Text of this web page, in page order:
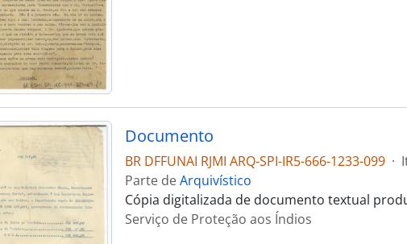
Documento
BR DFFUNAI RJMI ARQ-SPI-IR5-666-1233-099 ·
Parte deArquivístico
Cópia digitalizada de documento textual
Serviço de Proteção aos Índios